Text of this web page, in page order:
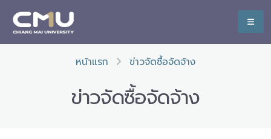
หน้าแรก ข่าวจัดซื้อจัดจ้าง
ข่าวจัดซื้อจัดจ้าง